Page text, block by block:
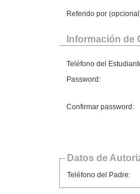
Referido por
Información de
Teléfono del
Password:
Confirmar password:
Datos de
Teléfono del Padre: